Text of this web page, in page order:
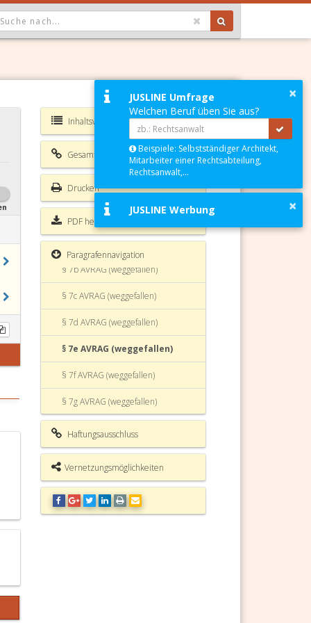
GEWÄHLTER WERT IST ALLE
Inhaltsverzeichnis AVRAG
Gesamte Rechtsvorschrift
Drucken
PDF herunterladen
Paragrafennavigation
Unternehmen, Betrieben oder
Inhaber
§ 4 AVRAG Betriebsübergang und
Kollektivvertragsangehörigkeit
§ 5 AVRAG Betriebsübergang und
betriebliche Pensionszusage
§ 6 AVRAG Haftung bei
Betriebsübergang
§ 7 AVRAG Benachteiligungsverbot
§ 7a AVRAG Nichtaushändigung
eines Dienstzettels
§ 7b AVRAG (weggefallen)
§ 7c AVRAG (weggefallen)
§ 7d AVRAG (weggefallen)
§ 7e AVRAG (weggefallen)
§ 7f AVRAG (weggefallen)
§ 7g AVRAG (weggefallen)
§ 7h AVRAG (weggefallen)
§ 7i AVRAG (weggefallen)
§ 7j AVRAG (weggefallen)
§ 7k AVRAG (weggefallen)
Haftungsausschluss
Vernetzungsmöglichkeiten
×
JUSLINE Umfrage
Welchen Beruf üben Sie aus?
Beispiele: Selbstständiger Architekt,
Mitarbeiter einer Rechtsabteilung,
Rechtsanwalt,...
×
JUSLINE Werbung